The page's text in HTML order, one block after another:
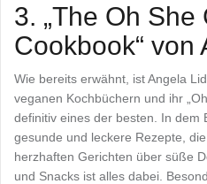
3. „The Oh She
Cookbook“ von
Wie bereits erwähnt, ist Angela
veganen Kochbüchern und ihr
definitiv eines der besten. In dem
gesunde und leckere Rezepte,
herzhaften Gerichten über süße
und Snacks ist alles dabei.